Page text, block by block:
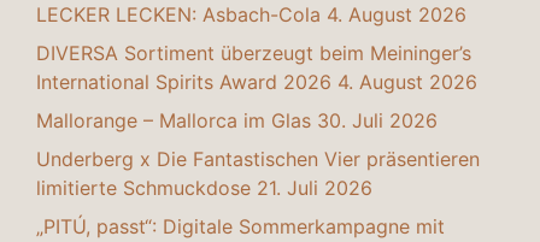
LECKER LECKEN: Asbach-Cola 4. August 2026
DIVERSA Sortiment überzeugt beim Meininger’s
International Spirits Award 2026 4. August 2026
Mallorange – Mallorca im Glas 30. Juli 2026
Underberg x Die Fantastischen Vier präsentieren
limitierte Schmuckdose 21. Juli 2026
„PITÚ, passt“: Digitale Sommerkampagne mit